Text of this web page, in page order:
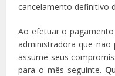
cancelamento definitivo
Ao efetuar o
administradora que
assume seus
para o mês seguinte.